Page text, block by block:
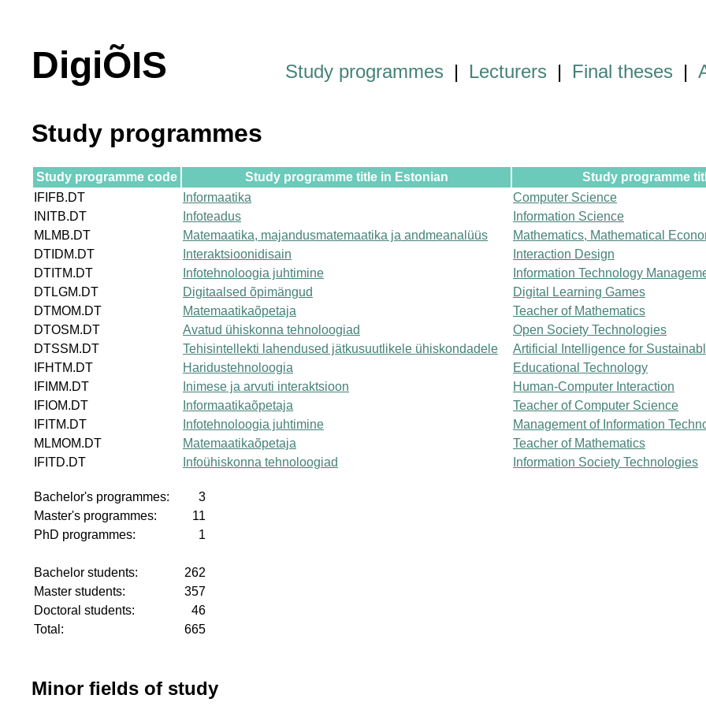
DigiÕIS Study programmes | Lecturers | Final theses |
Study programmes
Study programme code Study programme title in Estonian
Study programme
IFIFB.DT
Informaatika
Computer Science
INITB.DT
Infoteadus
Information Science
MLMB.DT
Matemaatika, majandusmatemaatika ja andmeanalüüs
Mathematics, Mathematical
DTIDM.DT
Interaktsioonidisain
Interaction Design
DTITM.DT
Infotehnoloogia juhtimine
Information Technology
DTLGM.DT
Digitaalsed õpimängud
Digital Learning Games
DTMOM.DT
Matemaatikaõpetaja
Teacher of Mathematics
DTOSM.DT
Avatud ühiskonna tehnoloogiad
Open Society Technologies
DTSSM.DT
Tehisintellekti lahendused jätkusuutlikele ühiskondadele
Artificial Intelligence for
IFHTM.DT
Haridustehnoloogia
Educational Technology
IFIMM.DT
Inimese ja arvuti interaktsioon
Human-Computer Interaction
IFIOM.DT
Informaatikaõpetaja
Teacher of Computer Science
IFITM.DT
Infotehnoloogia juhtimine
Management of Information
MLMOM.DT
Matemaatikaõpetaja
Teacher of Mathematics
IFITD.DT
Infoühiskonna tehnoloogiad Information Society Technologies
Bachelor's programmes:
3
Master's programmes:
11
PhD programmes:
1
Bachelor students:
262
Master students:
357
Doctoral students:
46
Total:
665
Minor fields of study